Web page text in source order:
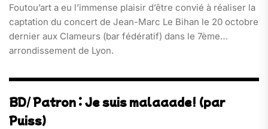
Foutou’art a eu l’immense plaisir d’être convié à réaliser la
captation du concert de Jean-Marc Le Bihan le 20 octobre
dernier aux Clameurs (bar fédératif) dans le 7ème
arrondissement de Lyon.
BD/ Patron : Je suis malaaade! (par
Puiss)